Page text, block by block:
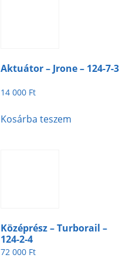
Aktuátor – Jrone – 124-7-3
14 000 Ft
Kosárba teszem
Középrész – Turborail –
124-2-4
72 000 Ft